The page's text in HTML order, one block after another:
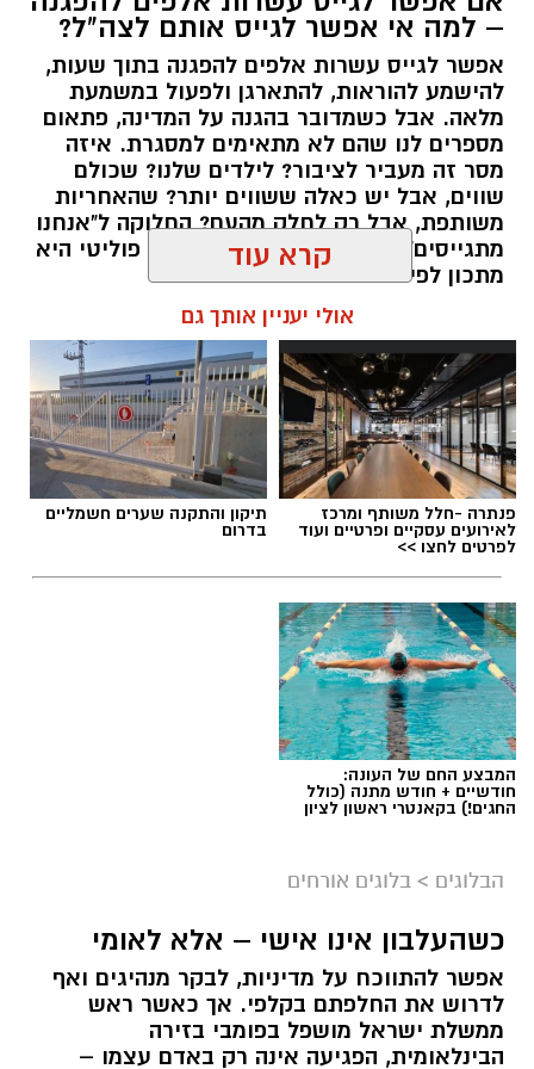
יש לכם מידע חשוב שטרם נחשף? צילומים מאירוע
חדשותי? מצאתם טעות בכתבה? נשמח שתשתפו
אותנו
– למה אי אפשר לגייס אותם לצה"ל?
אפשר לגייס עשרות אלפים להפגנה בתוך שעות,
להישמע להוראות, להתארגן ולפעול במשמעת
מלאה. אבל כשמדובר בהגנה על המדינה, פתאום
מספרים לנו שהם לא מתאימים למסגרת. איזה
מסר זה מעביר לציבור? לילדים שלנו? שכולם
שווים, אבל יש כאלה ששווים יותר? שהאחריות
משותפת, אבל רק לחלק מהעם? החלוקה ל"אנחנו
מתגייסים" ו"הם לא" היא לא רק ויכוח פוליטי היא
מתכון לפילוג שמפורר אותנו מבפנים.
תגים:הפגנות חרדיים גיוס לצה"ל
הפגנות חרדים chatgpt
הפגנות הענק היום, ששיבשו את סדר היום של
מאות אלפי אזרחים, העלו אצלי שאלה
קרא עוד
אולי יעניין אותך גם
פנתרה -חלל משותף ומרכז
לאירועים עסקיים ופרטיים ועוד
לפרטים לחצו >>
תיקון והתקנה שערים חשמליים
בדרום
המבצע החם של העונה:
חודשיים + חודש מתנה (כולל
החגים!) בקאנטרי ראשון לציון
הבלוגים > בלוגים אורחים
כשהעלבון אינו אישי – אלא לאומי
אפשר להתווכח על מדיניות, לבקר מנהיגים ואף
לדרוש את החלפתם בקלפי. אך כאשר ראש
ממשלת ישראל מושפל בפומבי בזירה
הבינלאומית, הפגיעה אינה רק באדם עצמו –